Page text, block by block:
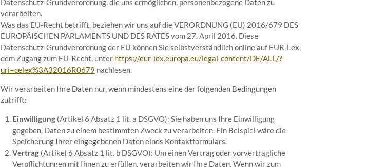
Datenschutz-Grundverordnung, die uns ermöglichen, personenbezogene Daten zu
verarbeiten.
Was das EU-Recht betrifft, beziehen wir uns auf die VERORDNUNG (EU) 2016/679 DES
EUROPÄISCHEN PARLAMENTS UND DES RATES vom 27. April 2016. Diese
Datenschutz-Grundverordnung der EU können Sie selbstverständlich online auf EUR-Lex,
dem Zugang zum EU-Recht, unter https://eur-lex.europa.eu/legal-content/DE/ALL/?
uri=celex%3A32016R0679 nachlesen.
Wir verarbeiten Ihre Daten nur, wenn mindestens eine der folgenden Bedingungen
zutrifft:
Einwilligung(Artikel 6 Absatz 1 lit. a DSGVO): Sie haben uns Ihre Einwilligung
gegeben, Daten zu einem bestimmten Zweck zu verarbeiten. Ein Beispiel wäre die
Speicherung Ihrer eingegebenen Daten eines Kontaktformulars.
Vertrag(Artikel 6 Absatz 1 lit. b DSGVO): Um einen Vertrag oder vorvertragliche
Verpflichtungen mit Ihnen zu erfüllen, verarbeiten wir Ihre Daten. Wenn wir zum